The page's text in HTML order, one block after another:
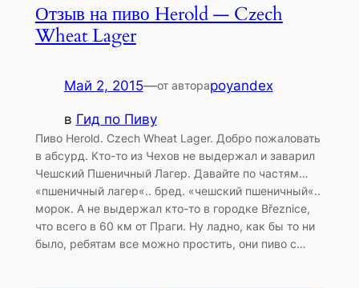
Отзыв на пиво Herold — Czech
Wheat Lager
Май 2, 2015—от автораpoyandex
в Гид по Пиву
Пиво Herold. Czech Wheat Lager. Добро пожаловать
в абсурд. Кто-то из Чехов не выдержал и заварил
Чешский Пшеничный Лагер. Давайте по частям…
«пшеничный лагер«.. бред. «чешский пшеничный«..
морок. А не выдержал кто-то в городке Březnice,
что всего в 60 км от Праги. Ну ладно, как бы то ни
было, ребятам все можно простить, они пиво с…